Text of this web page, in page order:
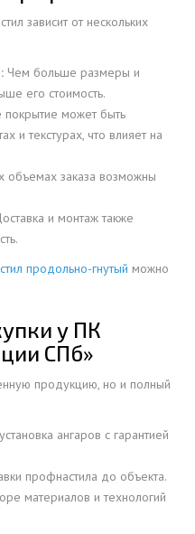
зависит от нескольких
Чем больше размеры и
его стоимость.
может быть
и текстурах, что влияет на
объемах заказа возможны
и монтаж также
продольно-гнутый можно
у ПК
СПб»
продукцию, но и полный
ангаров с гарантией
профнастила до объекта.
материалов и технологий